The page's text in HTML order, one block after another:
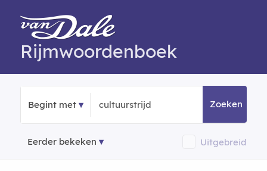
Rijmwoordenboek
Begint met Zoeken
Eerder bekeken Uitgebreid